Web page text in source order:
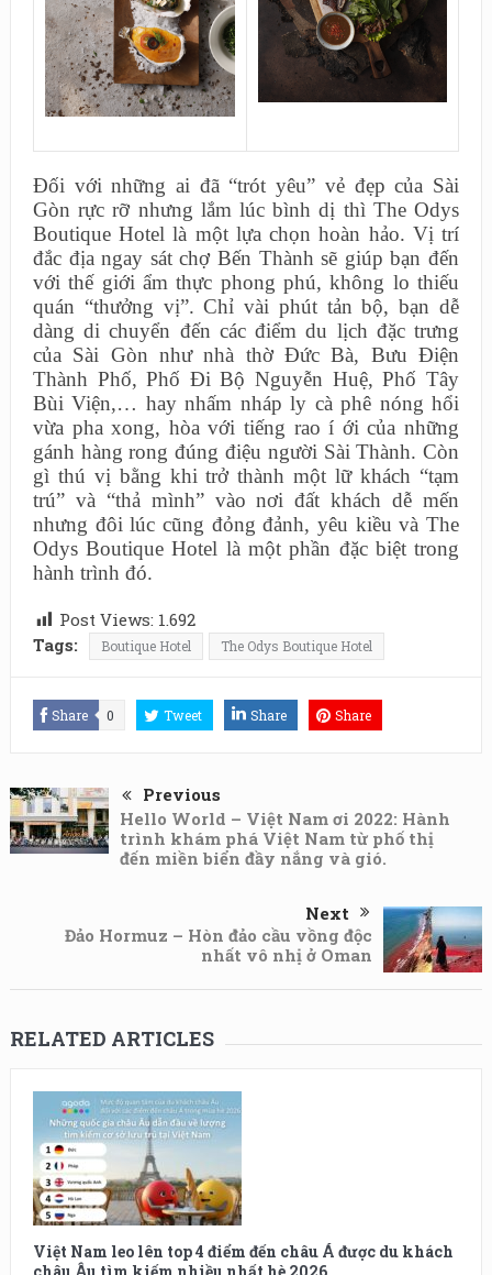
Đối với những ai đã “trót yêu” vẻ đẹp của Sài
Gòn rực rỡ nhưng lắm lúc bình dị thì The Odys
Boutique Hotel là một lựa chọn hoàn hảo. Vị trí
đắc địa ngay sát chợ Bến Thành sẽ giúp bạn đến
với thế giới ẩm thực phong phú, không lo thiếu
quán “thưởng vị”. Chỉ vài phút tản bộ, bạn dễ
dàng di chuyển đến các điểm du lịch đặc trưng
của Sài Gòn như nhà thờ Đức Bà, Bưu Điện
Thành Phố, Phố Đi Bộ Nguyễn Huệ, Phố Tây
Bùi Viện,… hay nhấm nháp ly cà phê nóng hổi
vừa pha xong, hòa với tiếng rao í ới của những
gánh hàng rong đúng điệu người Sài Thành. Còn
gì thú vị bằng khi trở thành một lữ khách “tạm
trú” và “thả mình” vào nơi đất khách dễ mến
nhưng đôi lúc cũng đỏng đảnh, yêu kiều và The
Odys Boutique Hotel là một phần đặc biệt trong
hành trình đó.
Post Views: 1.692
Tags:
Boutique Hotel The Odys Boutique Hotel
Share 0 Tweet Share Share
Previous
Hello World – Việt Nam ơi 2022: Hành
trình khám phá Việt Nam từ phố thị
đến miền biển đầy nắng và gió.
Next
Đảo Hormuz – Hòn đảo cầu vồng độc
nhất vô nhị ở Oman
RELATED ARTICLES
Việt Nam leo lên top 4 điểm đến châu Á được du khách